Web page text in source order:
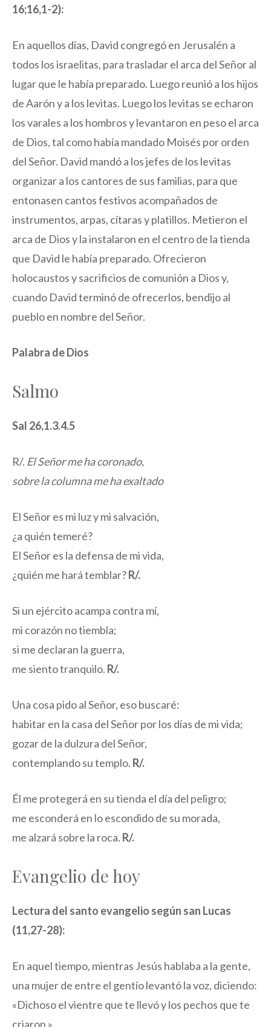
16;16,1-2):
En aquellos días, David congregó en Jerusalén a
todos los israelitas, para trasladar el arca del Señor al
lugar que le había preparado. Luego reunió a los hijos
de Aarón y a los levitas. Luego los levitas se echaron
los varales a los hombros y levantaron en peso el arca
de Dios, tal como había mandado Moisés por orden
del Señor. David mandó a los jefes de los levitas
organizar a los cantores de sus familias, para que
entonasen cantos festivos acompañados de
instrumentos, arpas, cítaras y platillos. Metieron el
arca de Dios y la instalaron en el centro de la tienda
que David le había preparado. Ofrecieron
holocaustos y sacrificios de comunión a Dios y,
cuando David terminó de ofrecerlos, bendijo al
pueblo en nombre del Señor.
Palabra de Dios
Salmo
Sal 26,1.3.4.5
R/. El Señor me ha coronado,
sobre la columna me ha exaltado
El Señor es mi luz y mi salvación,
¿a quién temeré?
El Señor es la defensa de mi vida,
¿quién me hará temblar?R/.
Si un ejército acampa contra mí,
mi corazón no tiembla;
si me declaran la guerra,
me siento tranquilo. R/.
Una cosa pido al Señor, eso buscaré:
habitar en la casa del Señor por los días de mi vida;
gozar de la dulzura del Señor,
contemplando su templo. R/.
Él me protegerá en su tienda el día del peligro;
me esconderá en lo escondido de su morada,
me alzará sobre la roca. R/.
Evangelio de hoy
Lectura del santo evangelio según san Lucas
(11,27-28):
En aquel tiempo, mientras Jesús hablaba a la gente,
una mujer de entre el gentío levantó la voz, diciendo:
«Dichoso el vientre que te llevó y los pechos que te
criaron.»